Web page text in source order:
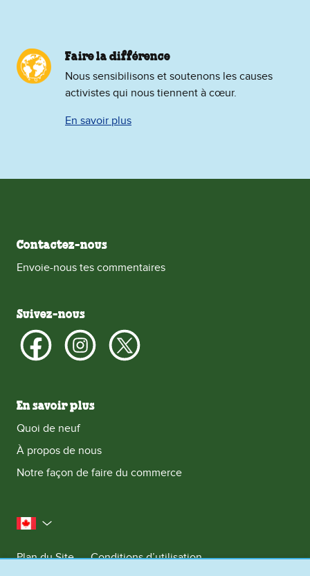
Faire la différence
Nous sensibilisons et soutenons les causes
activistes qui nous tiennent à cœur.
En savoir plus
Contactez-nous
Envoie-nous tes commentaires
Suivez-nous
En savoir plus
Quoi de neuf
À propos de nous
Notre façon de faire du commerce
le Canada
Plan du Site
Conditions d’utilisation